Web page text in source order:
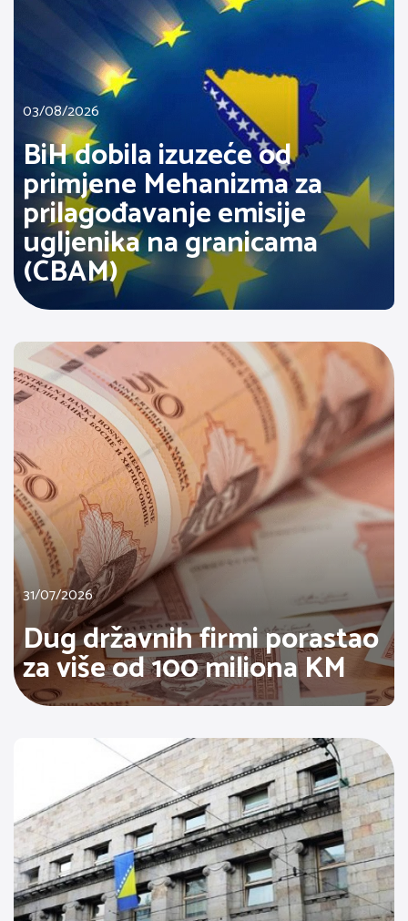
03/08/2026
BiH dobila izuzeće od
primjene Mehanizma za
prilagođavanje emisije
ugljenika na granicama
(CBAM)
31/07/2026
Dug državnih firmi porastao
za više od 100 miliona KM